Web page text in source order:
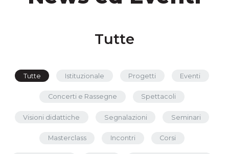
Tutte
Tutte Istituzionale Progetti Eventi
Concerti e Rassegne Spettacoli
Visioni didattiche Segnalazioni Seminari
Masterclass Incontri Corsi